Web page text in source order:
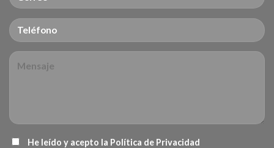
He leído y acepto la Política de Privacidad